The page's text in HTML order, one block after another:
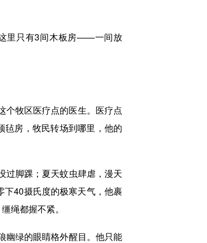
里只有3间木板房——一间放
牧区医疗点的医生。医疗点
毡房，牧民转场到哪里，他的
脚踝；夏天蚊虫肆虐，漫天
40摄氏度的极寒天气，他裹
绳都握不紧。
绿的眼睛格外醒目。他只能